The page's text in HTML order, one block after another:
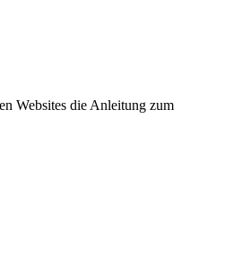
Websites die Anleitung zum